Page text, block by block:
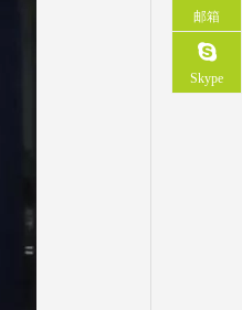
邮箱
Skype